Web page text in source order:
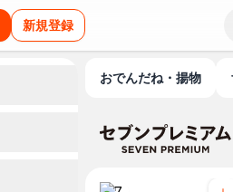
新規登録
おでんだね・揚物